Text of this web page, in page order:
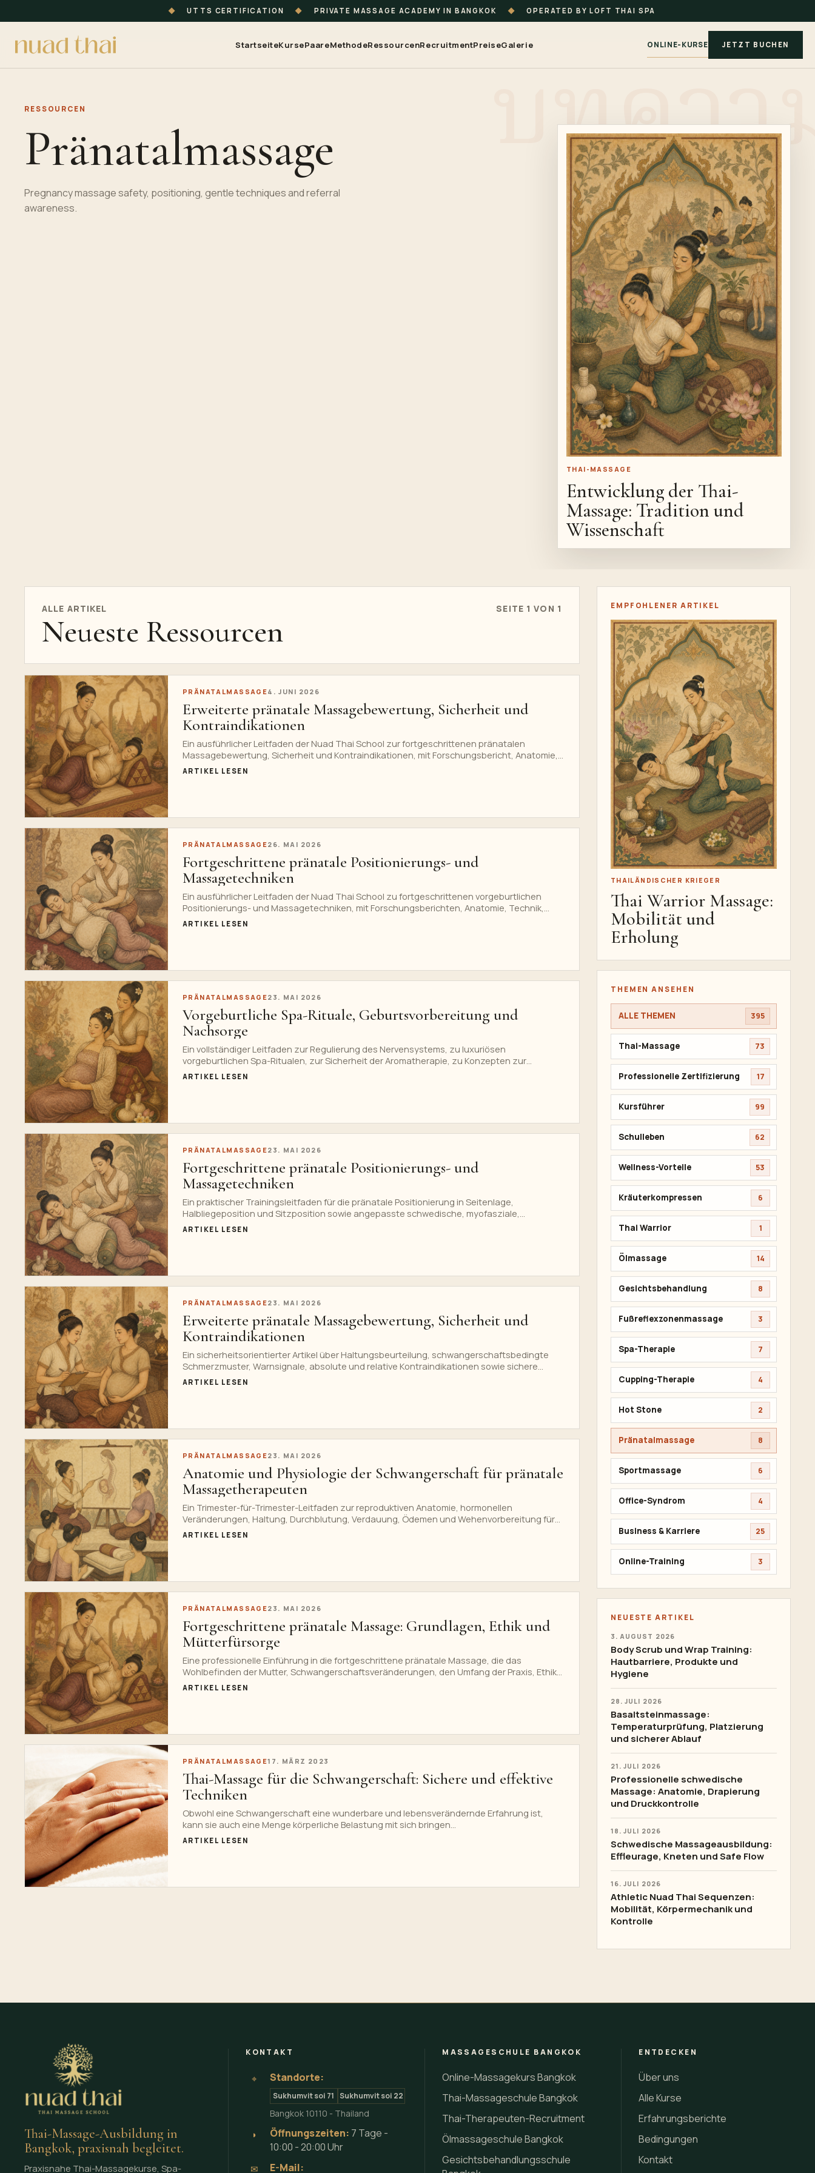
◆ UTTS CERTIFICATION ◆ PRIVATE MASSAGE ACADEMY IN BANGKOK ◆ OPERATED BY LOFT THAI SPA
StartseiteKursePaareMethodeRessourcenRecruitmentPreiseGalerie ONLINE-KURSE JETZT BUCHEN
RESSOURCEN
Pränatalmassage
Pregnancy massage safety, positioning, gentle techniques and referral
awareness.
THAI-MASSAGE
Entwicklung der Thai-
Massage: Tradition und
Wissenschaft
ALLE ARTIKEL
Neueste Ressourcen
SEITE 1 VON 1
PRÄNATALMASSAGE4. JUNI 2026
Erweiterte pränatale Massagebewertung, Sicherheit und
Kontraindikationen
Ein ausführlicher Leitfaden der Nuad Thai School zur fortgeschrittenen pränatalen
Massagebewertung, Sicherheit und Kontraindikationen, mit Forschungsbericht, Anatomie,
Technik, Sicherheit, Hinweisen zur professionellen Ausbildung, einer vollständigen
Infografik und einem klaren Weg zum privaten Kurs für pränatale Massage.
ARTIKEL LESEN
PRÄNATALMASSAGE26. MAI 2026
Fortgeschrittene pränatale Positionierungs- und
Massagetechniken
Ein ausführlicher Leitfaden der Nuad Thai School zu fortgeschrittenen vorgeburtlichen
Positionierungs- und Massagetechniken, mit Forschungsberichten, Anatomie, Technik,
Sicherheit, Hinweisen zur professionellen Ausbildung, einer vollständigen Infografik und
einem klaren Weg zum privaten Kurs für vorgeburtliche Massage.
ARTIKEL LESEN
PRÄNATALMASSAGE23. MAI 2026
Vorgeburtliche Spa-Rituale, Geburtsvorbereitung und
Nachsorge
Ein vollständiger Leitfaden zur Regulierung des Nervensystems, zu luxuriösen
vorgeburtlichen Spa-Ritualen, zur Sicherheit der Aromatherapie, zu Konzepten zur
Wehenunterstützung, zur Erholung nach der Geburt, zur Beratung und zur Integration von
Spa-Menüs.
ARTIKEL LESEN
PRÄNATALMASSAGE23. MAI 2026
Fortgeschrittene pränatale Positionierungs- und
Massagetechniken
Ein praktischer Trainingsleitfaden für die pränatale Positionierung in Seitenlage,
Halbliegeposition und Sitzposition sowie angepasste schwedische, myofasziale,
Triggerpunkt-, Lymph- und Thai-inspirierte Techniken.
ARTIKEL LESEN
PRÄNATALMASSAGE23. MAI 2026
Erweiterte pränatale Massagebewertung, Sicherheit und
Kontraindikationen
Ein sicherheitsorientierter Artikel über Haltungsbeurteilung, schwangerschaftsbedingte
Schmerzmuster, Warnsignale, absolute und relative Kontraindikationen sowie sichere
Massagemodifikationen.
ARTIKEL LESEN
PRÄNATALMASSAGE23. MAI 2026
Anatomie und Physiologie der Schwangerschaft für pränatale
Massagetherapeuten
Ein Trimester-für-Trimester-Leitfaden zur reproduktiven Anatomie, hormonellen
Veränderungen, Haltung, Durchblutung, Verdauung, Ödemen und Wehenvorbereitung für
Studierende der pränatalen Massage.
ARTIKEL LESEN
PRÄNATALMASSAGE23. MAI 2026
Fortgeschrittene pränatale Massage: Grundlagen, Ethik und
Mütterfürsorge
Eine professionelle Einführung in die fortgeschrittene pränatale Massage, die das
Wohlbefinden der Mutter, Schwangerschaftsveränderungen, den Umfang der Praxis, Ethik
und die Verantwortlichkeiten des Therapeuten behandelt.
ARTIKEL LESEN
PRÄNATALMASSAGE17. MÄRZ 2023
Thai-Massage für die Schwangerschaft: Sichere und effektive
Techniken
Obwohl eine Schwangerschaft eine wunderbare und lebensverändernde Erfahrung ist,
kann sie auch eine Menge körperliche Belastung mit sich bringen...
ARTIKEL LESEN
EMPFOHLENER ARTIKEL
THAILÄNDISCHER KRIEGER
Thai Warrior Massage:
Mobilität und
Erholung
THEMEN ANSEHEN
ALLE THEMEN 395
Thai-Massage 73
Professionelle Zertifizierung 17
Kursführer 99
Schulleben 62
Wellness-Vorteile 53
Kräuterkompressen 6
Thai Warrior 1
Ölmassage 14
Gesichtsbehandlung 8
Fußreflexzonenmassage 3
Spa-Therapie 7
Cupping-Therapie 4
Hot Stone 2
Pränatalmassage 8
Sportmassage 6
Office-Syndrom 4
Business & Karriere 25
Online-Training 3
NEUESTE ARTIKEL
3. AUGUST 2026
Body Scrub und Wrap Training:
Hautbarriere, Produkte und
Hygiene
28. JULI 2026
Basaltsteinmassage:
Temperaturprüfung, Platzierung
und sicherer Ablauf
21. JULI 2026
Professionelle schwedische
Massage: Anatomie, Drapierung
und Druckkontrolle
18. JULI 2026
Schwedische Massageausbildung:
Effleurage, Kneten und Safe Flow
16. JULI 2026
Athletic Nuad Thai Sequenzen:
Mobilität, Körpermechanik und
Kontrolle
Thai-Massage-Ausbildung in
Bangkok, praxisnah begleitet.
Praxisnahe Thai-Massagekurse, Spa-
KONTAKT
⌖ Standorte:
Sukhumvit soi 71 Sukhumvit soi 22
Bangkok 10110 - Thailand
◗ Öffnungszeiten: 7 Tage -
10:00 - 20:00 Uhr
✉ E-Mail:
MASSAGESCHULE BANGKOK
Online-Massagekurs Bangkok
Thai-Massageschule Bangkok
Thai-Therapeuten-Recruitment
Ölmassageschule Bangkok
Gesichtsbehandlungsschule
ENTDECKEN
Über uns
Alle Kurse
Erfahrungsberichte
Bedingungen
Kontakt